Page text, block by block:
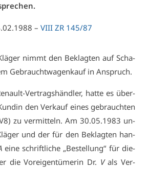
– VI­II ZR 145/87
nimmt den Be­klag­ten auf Scha­
Ge­braucht­wa­gen­kauf in An­spruch.
Ver­trags­händ­ler, hat­te es über­
den Ver­kauf ei­nes ge­brauch­ten
zu ver­mit­teln. Am 30.05.1983 un­
und der für den Be­klag­ten han­
ei­ne schrift­li­che „Be­stel­lung“ für die­
die Vor­ei­gen­tü­me­rin Dr. Vals Ver­